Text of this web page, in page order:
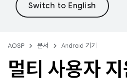
AOSP 문서 Android 기기
멀티 사용자 지